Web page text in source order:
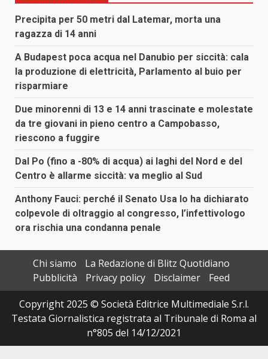
Precipita per 50 metri dal Latemar, morta una
ragazza di 14 anni
A Budapest poca acqua nel Danubio per siccità: cala
la produzione di elettricità, Parlamento al buio per
risparmiare
Due minorenni di 13 e 14 anni trascinate e molestate
da tre giovani in pieno centro a Campobasso,
riescono a fuggire
Dal Po (fino a -80% di acqua) ai laghi del Nord e del
Centro è allarme siccità: va meglio al Sud
Anthony Fauci: perché il Senato Usa lo ha dichiarato
colpevole di oltraggio al congresso, l’infettivologo
ora rischia una condanna penale
Chi siamo
La Redazione di Blitz Quotidiano
Pubblicità
Privacy policy Disclaimer
Feed
Copyright 2025 © Società Editrice Multimediale S.r.l.
Testata Giornalistica registrata al Tribunale di Roma al
n°805 del 14/12/2021